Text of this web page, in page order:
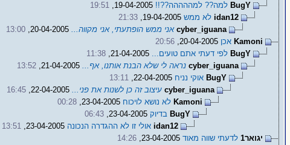
BugY למה?? למההההה??!!
19:51
idan12 לא ממש19-04-2005,
21:33
cyber_iguana אני ממש הופתעתי, אני מקווה...20-04-2005,
13:00
Kamoni אכן
20:56
BugY לפי דעתי אתם טועים...
11:38
cyber_iguana נראה לי שלא הבנת אותנו, אף...21-04-2005,
13:52
BugY אוקי נניח
13:11
cyber_iguana עיצוב זה כן לשנות את פני...22-04-2005,
16:45
Kamoni לא נושא לויכוח
00:28
BugY בדיוק23-04-2005,
06:43
idan12 אולי זו לא ההגדרה הנכונה
13:51
יגואר1
לדעתי שווה מאוד23-04-2005,
14:26